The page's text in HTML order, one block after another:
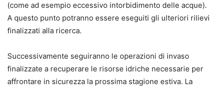
(come ad esempio eccessivo intorbidimento delle acque).
A questo punto potranno essere eseguiti gli ulteriori rilievi
finalizzati alla ricerca.
Successivamente seguiranno le operazioni di invaso
finalizzate a recuperare le risorse idriche necessarie per
affrontare in sicurezza la prossima stagione estiva. La